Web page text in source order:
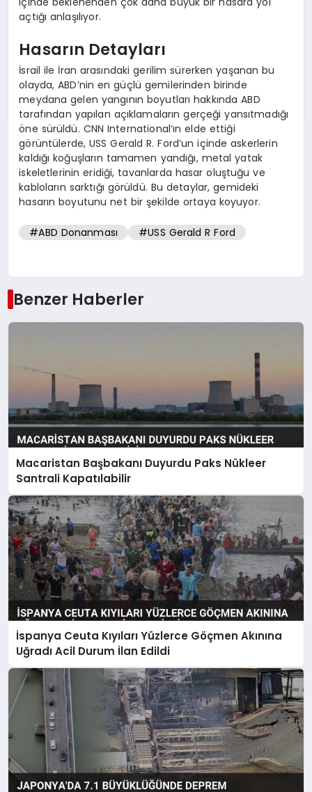
açtığı anlaşılıyor.
Hasarın Detayları
İsrail ile İran arasındaki gerilim sürerken yaşanan bu
olayda, ABD’nin en güçlü gemilerinden birinde
meydana gelen yangının boyutları hakkında ABD
tarafından yapılan açıklamaların gerçeği yansıtmadığı
öne sürüldü. CNN International’ın elde ettiği
görüntülerde, USS Gerald R. Ford’un içinde askerlerin
kaldığı koğuşların tamamen yandığı, metal yatak
iskeletlerinin eridiği, tavanlarda hasar oluştuğu ve
kabloların sarktığı görüldü. Bu detaylar, gemideki
hasarın boyutunu net bir şekilde ortaya koyuyor.
#ABD Donanması #USS Gerald R Ford
Benzer Haberler
Macaristan Başbakanı Duyurdu Paks Nükleer
Santrali Kapatılabilir
İspanya Ceuta Kıyıları Yüzlerce Göçmen Akınına
Uğradı Acil Durum İlan Edildi